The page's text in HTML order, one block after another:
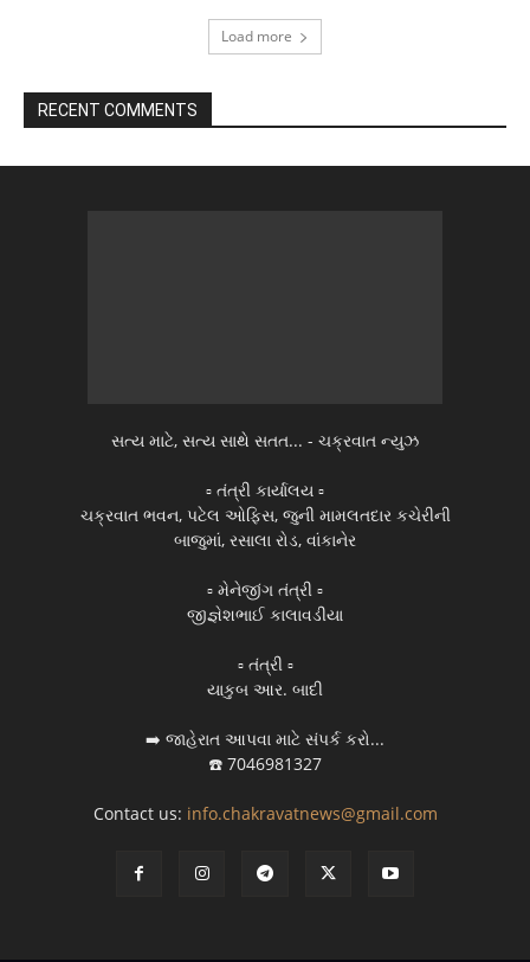
Load more
RECENT COMMENTS
સત્ય માટે, સત્ય સાથે સતત... - ચક્રવાત ન્યુઝ
▫️ તંત્રી કાર્યાલય ▫️
ચક્રવાત ભવન, પટેલ ઓફિસ, જુની મામલતદાર કચેરીની
બાજુમાં, રસાલા રોડ, વાંકાનેર
▫️ મેનેજીંગ તંત્રી ▫️
જીજ્ઞેશભાઈ કાલાવડીયા
▫️ તંત્રી ▫️
યાકુબ આર. બાદી
➡️ જાહેરાત આપવા માટે સંપર્ક કરો...
☎️ 7046981327
Contact us: info.chakravatnews@gmail.com